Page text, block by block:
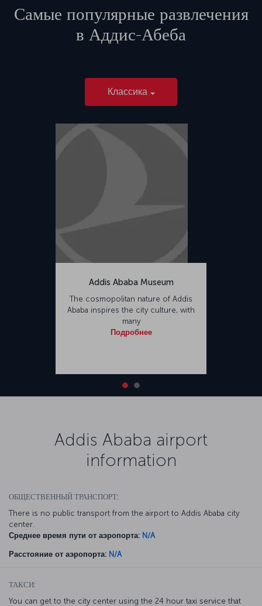
Самые популярные развлечения
в Аддис-Абеба
Классика
Addis Ababa Museum
The cosmopolitan nature of Addis
Ababa inspires the city culture, with
many
Подробнее
Addis Ababa airport
information
ОБЩЕСТВЕННЫЙ ТРАНСПОРТ:
There is no public transport from the airport to Addis Ababa city
center.
Среднее время пути от аэропорта: N/A
Расстояние от аэропорта: N/A
ТАКСИ:
You can get to the city center using the 24 hour taxi service that